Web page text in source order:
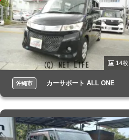
14枚
沖縄市 カーサポート ALL ONE